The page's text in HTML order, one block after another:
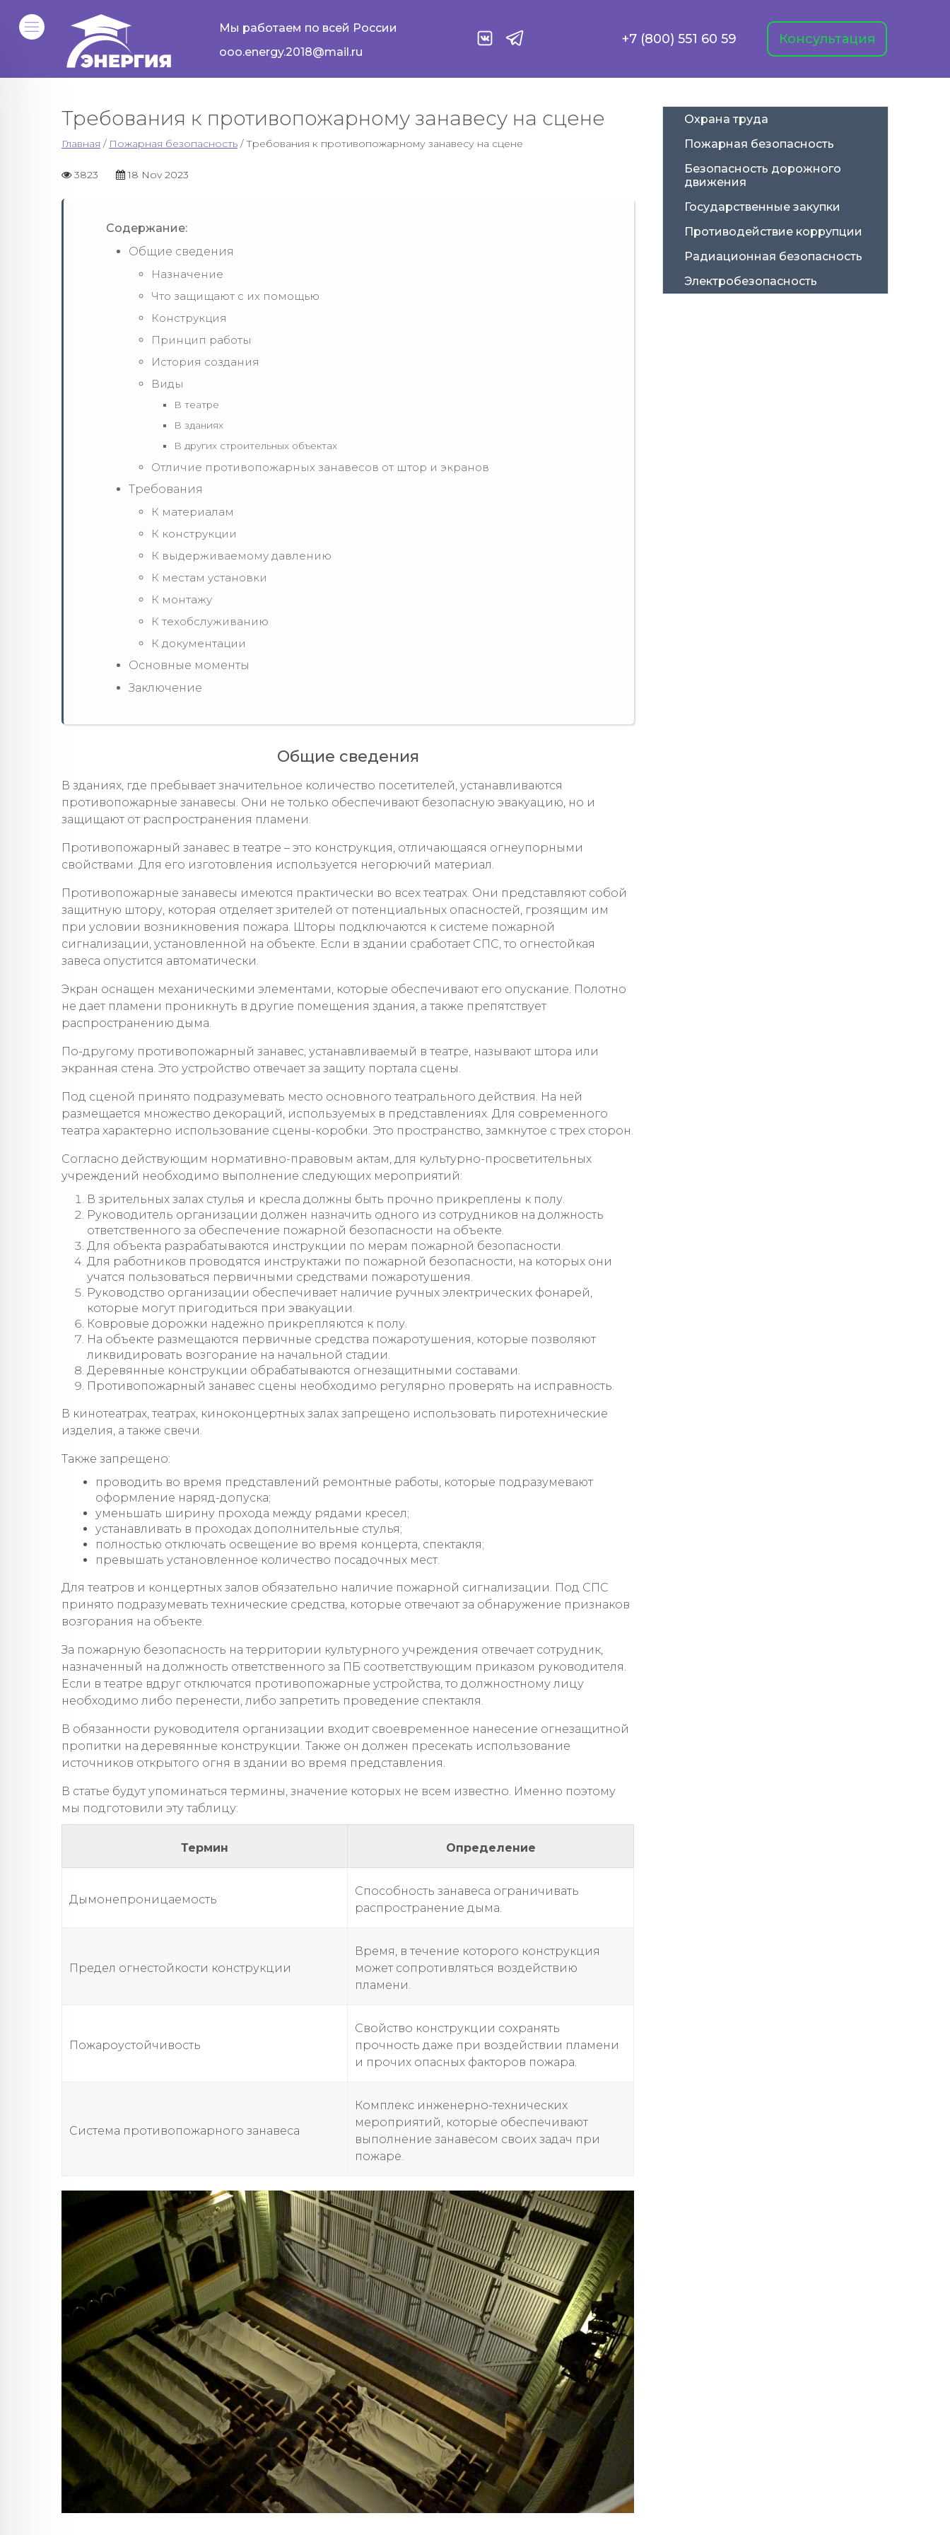
Мы работаем по всей России
+7 (800) 551 60 59 Консультация
ooo.energy.2018@mail.ru
Требования к противопожарному занавесу на сцене
Главная / Пожарная безопасность / Требования к противопожарному занавесу на сцене
3823 18 Nov 2023
Содержание:
Общие сведения
Назначение
Что защищают с их помощью
Конструкция
Принцип работы
История создания
Виды
В театре
В зданиях
В других строительных объектах
Отличие противопожарных занавесов от штор и экранов
Требования
К материалам
К конструкции
К выдерживаемому давлению
К местам установки
К монтажу
К техобслуживанию
К документации
Основные моменты
Заключение
Общие сведения
В зданиях, где пребывает значительное количество посетителей, устанавливаются
противопожарные занавесы. Они не только обеспечивают безопасную эвакуацию, но и
защищают от распространения пламени.
Противопожарный занавес в театре – это конструкция, отличающаяся огнеупорными
свойствами. Для его изготовления используется негорючий материал.
Противопожарные занавесы имеются практически во всех театрах. Они представляют собой
защитную штору, которая отделяет зрителей от потенциальных опасностей, грозящим им
при условии возникновения пожара. Шторы подключаются к системе пожарной
сигнализации, установленной на объекте. Если в здании сработает СПС, то огнестойкая
завеса опустится автоматически.
Экран оснащен механическими элементами, которые обеспечивают его опускание. Полотно
не дает пламени проникнуть в другие помещения здания, а также препятствует
распространению дыма.
По-другому противопожарный занавес, устанавливаемый в театре, называют штора или
экранная стена. Это устройство отвечает за защиту портала сцены.
Под сценой принято подразумевать место основного театрального действия. На ней
размещается множество декораций, используемых в представлениях. Для современного
театра характерно использование сцены-коробки. Это пространство, замкнутое с трех сторон.
Согласно действующим нормативно-правовым актам, для культурно-просветительных
учреждений необходимо выполнение следующих мероприятий:
В зрительных залах стулья и кресла должны быть прочно прикреплены к полу.
Руководитель организации должен назначить одного из сотрудников на должность
ответственного за обеспечение пожарной безопасности на объекте.
Для объекта разрабатываются инструкции по мерам пожарной безопасности.
Для работников проводятся инструктажи по пожарной безопасности, на которых они
учатся пользоваться первичными средствами пожаротушения.
Руководство организации обеспечивает наличие ручных электрических фонарей,
которые могут пригодиться при эвакуации.
Ковровые дорожки надежно прикрепляются к полу.
На объекте размещаются первичные средства пожаротушения, которые позволяют
ликвидировать возгорание на начальной стадии.
Деревянные конструкции обрабатываются огнезащитными составами.
Противопожарный занавес сцены необходимо регулярно проверять на исправность.
В кинотеатрах, театрах, киноконцертных залах запрещено использовать пиротехнические
изделия, а также свечи.
Также запрещено:
проводить во время представлений ремонтные работы, которые подразумевают
оформление наряд-допуска;
уменьшать ширину прохода между рядами кресел;
устанавливать в проходах дополнительные стулья;
полностью отключать освещение во время концерта, спектакля;
превышать установленное количество посадочных мест.
Для театров и концертных залов обязательно наличие пожарной сигнализации. Под СПС
принято подразумевать технические средства, которые отвечают за обнаружение признаков
возгорания на объекте.
За пожарную безопасность на территории культурного учреждения отвечает сотрудник,
назначенный на должность ответственного за ПБ соответствующим приказом руководителя.
Если в театре вдруг отключатся противопожарные устройства, то должностному лицу
необходимо либо перенести, либо запретить проведение спектакля.
В обязанности руководителя организации входит своевременное нанесение огнезащитной
пропитки на деревянные конструкции. Также он должен пресекать использование
источников открытого огня в здании во время представления.
В статье будут упоминаться термины, значение которых не всем известно. Именно поэтому
мы подготовили эту таблицу:
Термин Определение
Дымонепроницаемость
Способность занавеса ограничивать
распространение дыма.
Предел огнестойкости конструкции
Время, в течение которого конструкция
может сопротивляться воздействию
пламени.
Пожароустойчивость
Свойство конструкции сохранять
прочность даже при воздействии пламени
и прочих опасных факторов пожара.
Система противопожарного занавеса
Комплекс инженерно-технических
мероприятий, которые обеспечивают
выполнение занавесом своих задач при
пожаре.
Охрана труда
Пожарная безопасность
Безопасность дорожного
движения
Государственные закупки
Противодействие коррупции
Радиационная безопасность
Электробезопасность